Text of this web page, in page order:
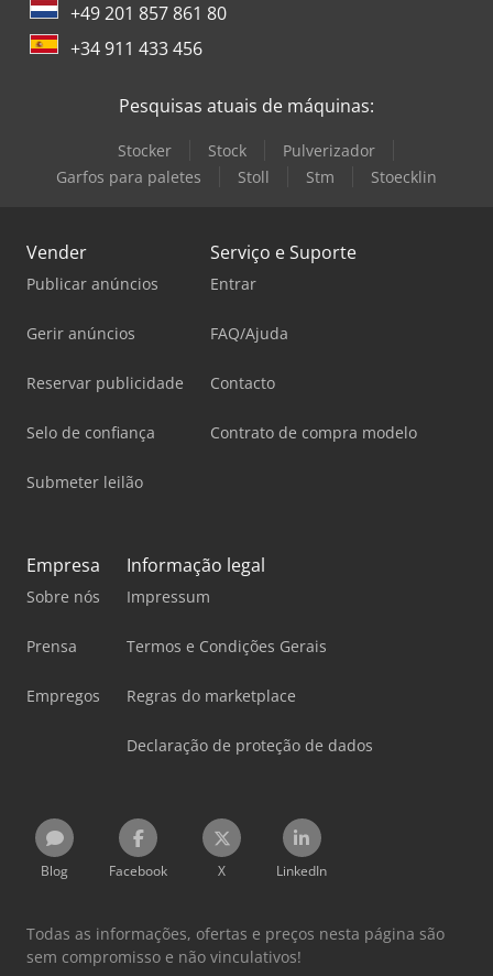
+49 201 857 861 80
+34 911 433 456
Pesquisas atuais de máquinas:
Stocker Stock
Pulverizador
Garfos para paletes
Stoll Stm Stoecklin
Vender
Publicar anúncios
Gerir anúncios
Reservar publicidade
Selo de confiança
Submeter leilão
Serviço e Suporte
Entrar
FAQ/Ajuda
Contacto
Contrato de compra modelo
Empresa
Sobre nós
Prensa
Empregos
Informação legal
Impressum
Termos e Condições Gerais
Regras do marketplace
Declaração de proteção de dados
Blog Facebook X LinkedIn
Todas as informações, ofertas e preços nesta página são
sem compromisso e não vinculativos!